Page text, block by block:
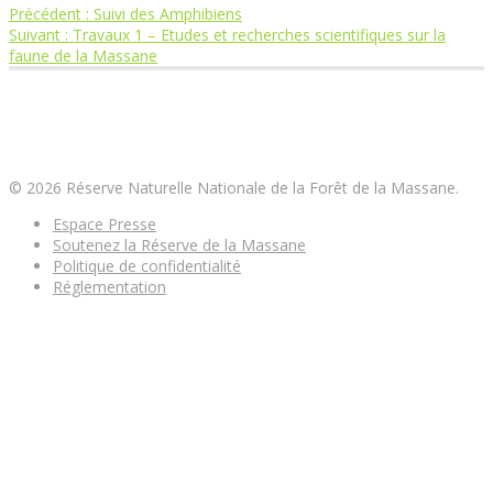
Navigation
Précédent : Article
précédent
:
Suivi des Amphibiens
Suivant : Article
suivant
Travaux 1 – Etudes et recherches scientifiques sur la
faune de la Massane
© 2026 Réserve Naturelle Nationale de la Forêt de la Massane.
Espace Presse
Soutenez la Réserve de la Massane
Politique de confidentialité
Réglementation